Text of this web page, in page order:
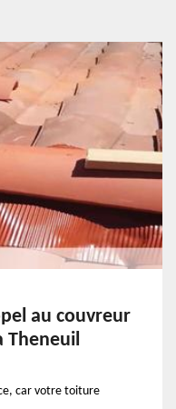
au couvreur
Theneuil
car votre toiture